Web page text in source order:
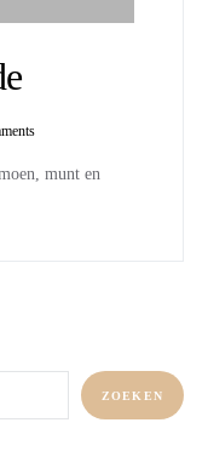
munt en
ZOEKEN